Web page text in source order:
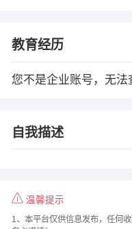
教育经历
您不是企业账号，无法
自我描述
温馨提示
1、本平台仅供信息发布，任何